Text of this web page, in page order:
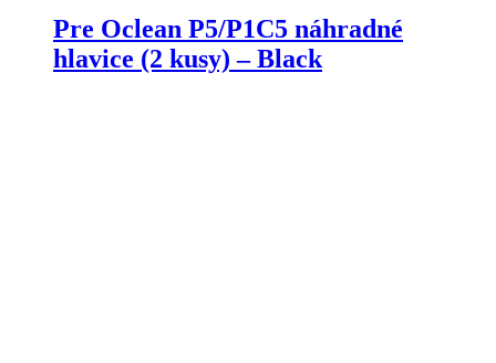
Pre Oclean P5/P1C5 náhradné
hlavice (2 kusy) – Black